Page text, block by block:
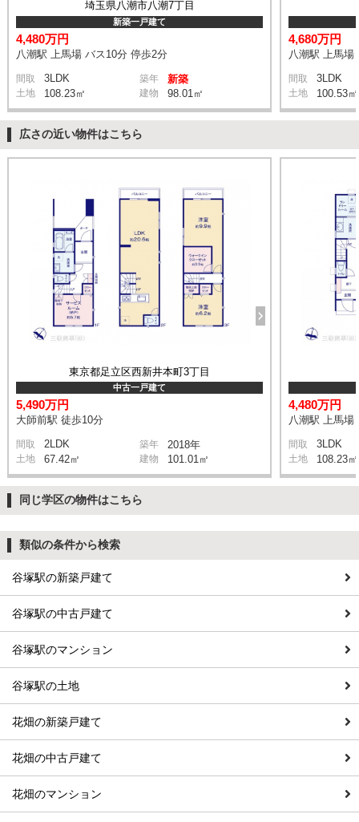
埼玉県八潮市八潮7丁目
新築一戸建て
4,480万円
八潮駅 上馬場 バス10分 停歩2分
間取 3LDK 築年 新築
土地 108.23㎡ 建物 98.01㎡
4,680万円
八潮駅 上馬場
間取 3LDK
土地 100.53㎡
広さの近い物件はこちら
東京都足立区西新井本町3丁目
中古一戸建て
5,490万円
大師前駅 徒歩10分
間取 2LDK 築年 2018年
土地 67.42㎡ 建物 101.01㎡
4,480万円
八潮駅 上馬場
間取 3LDK
土地 108.23㎡
同じ学区の物件はこちら
類似の条件から検索
谷塚駅の新築戸建て
谷塚駅の中古戸建て
谷塚駅のマンション
谷塚駅の土地
花畑の新築戸建て
花畑の中古戸建て
花畑のマンション